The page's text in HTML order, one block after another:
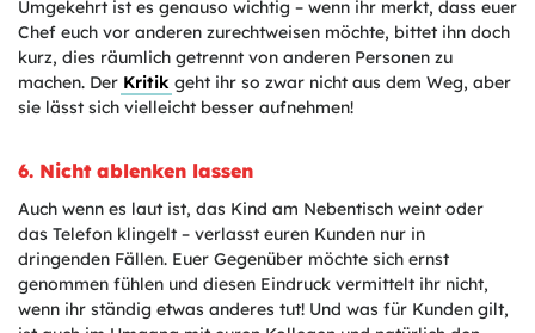
Umgekehrt ist es genauso wichtig – wenn ihr merkt, dass euer
Chef euch vor anderen zurechtweisen möchte, bittet ihn doch
kurz, dies räumlich getrennt von anderen Personen zu
machen. Der Kritik geht ihr so zwar nicht aus dem Weg, aber
sie lässt sich vielleicht besser aufnehmen!
6. Nicht ablenken lassen
Auch wenn es laut ist, das Kind am Nebentisch weint oder
das Telefon klingelt – verlasst euren Kunden nur in
dringenden Fällen. Euer Gegenüber möchte sich ernst
genommen fühlen und diesen Eindruck vermittelt ihr nicht,
wenn ihr ständig etwas anderes tut! Und was für Kunden gilt,